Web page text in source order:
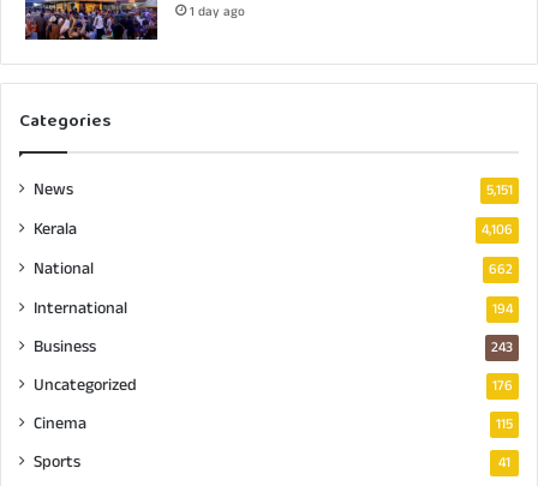
1 day ago
Categories
News 5,151
Kerala 4,106
National 662
International 194
Business 243
Uncategorized 176
Cinema 115
Sports 41